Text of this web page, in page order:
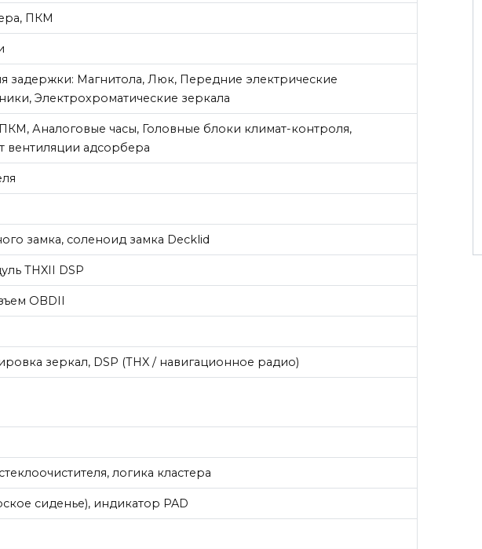
ПКМ
задержки: Магнитола, Люк, Передние электрические
Электрохроматические зеркала
Аналоговые часы, Головные блоки климат-контроля,
вентиляции адсорбера
замка, соленоид замка Decklid
THXII DSP
OBDII
зеркал, DSP (THX / навигационное радио)
логика кластера
сиденье), индикатор PAD